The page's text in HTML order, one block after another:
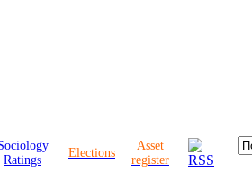
Ratings
Elections
Asset
register